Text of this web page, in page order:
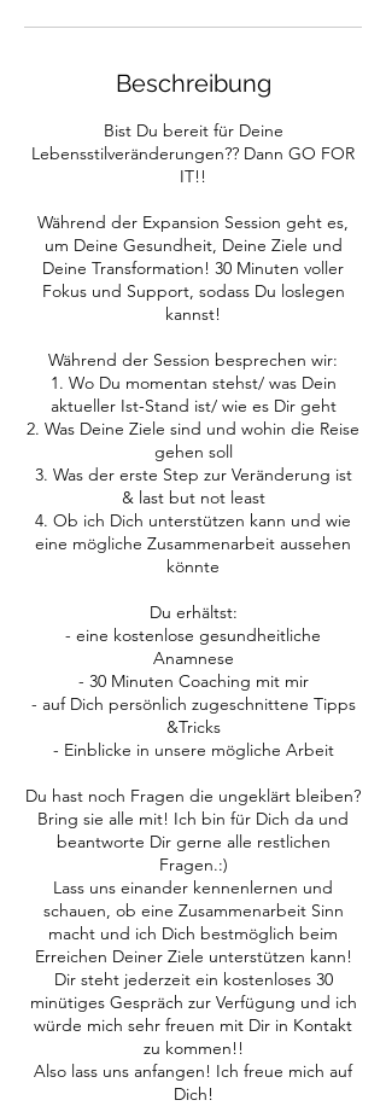
Beschreibung
Bist Du bereit für Deine
Lebensstilveränderungen?? Dann GO FOR
IT!!
Während der Expansion Session geht es,
um Deine Gesundheit, Deine Ziele und
Deine Transformation! 30 Minuten voller
Fokus und Support, sodass Du loslegen
kannst!
Während der Session besprechen wir:
1. Wo Du momentan stehst/ was Dein
aktueller Ist-Stand ist/ wie es Dir geht
2. Was Deine Ziele sind und wohin die Reise
gehen soll
3. Was der erste Step zur Veränderung ist
& last but not least
4. Ob ich Dich unterstützen kann und wie
eine mögliche Zusammenarbeit aussehen
könnte
Du erhältst:
- eine kostenlose gesundheitliche
Anamnese
- 30 Minuten Coaching mit mir
- auf Dich persönlich zugeschnittene Tipps
&Tricks
- Einblicke in unsere mögliche Arbeit
Du hast noch Fragen die ungeklärt bleiben?
Bring sie alle mit! Ich bin für Dich da und
beantworte Dir gerne alle restlichen
Fragen.:)
Lass uns einander kennenlernen und
schauen, ob eine Zusammenarbeit Sinn
macht und ich Dich bestmöglich beim
Erreichen Deiner Ziele unterstützen kann!
Dir steht jederzeit ein kostenloses 30
minütiges Gespräch zur Verfügung und ich
würde mich sehr freuen mit Dir in Kontakt
zu kommen!!
Also lass uns anfangen! Ich freue mich auf
Dich!